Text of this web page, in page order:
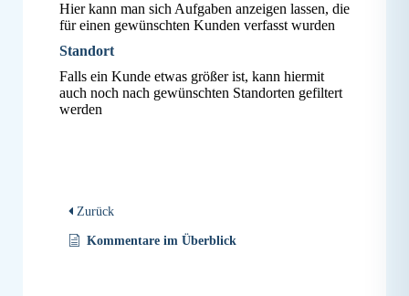
Hier kann man sich Aufgaben anzeigen lassen, die
für einen gewünschten Kunden verfasst wurden
Standort
Falls ein Kunde etwas größer ist, kann hiermit
auch noch nach gewünschten Standorten gefiltert
werden
Zurück
Kommentare im Überblick